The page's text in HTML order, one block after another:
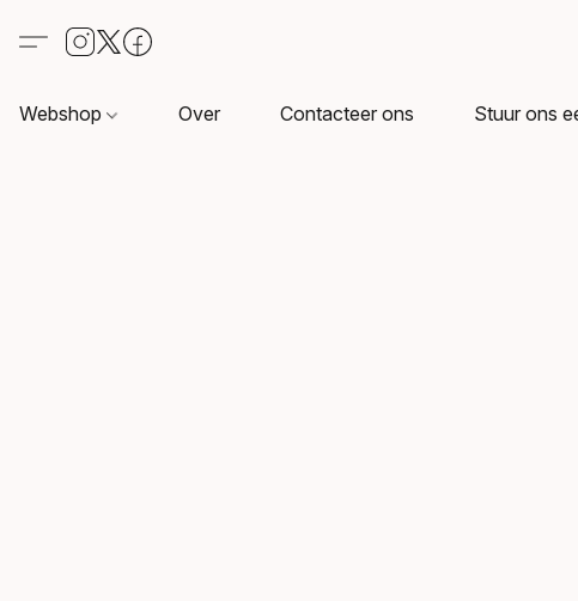
Webshop Over Contacteer ons Stuur ons